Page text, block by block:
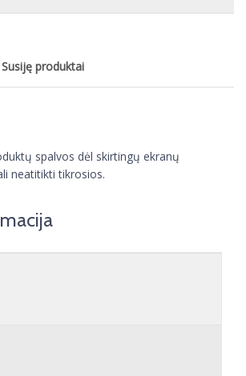
Susiję produktai
spalvos dėl skirtingų ekranų
neatitikti tikrosios.